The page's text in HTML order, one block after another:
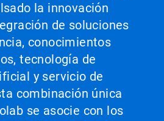
la innovación
de soluciones
conocimientos
tecnología de
y servicio de
combinación única
se asocie con los